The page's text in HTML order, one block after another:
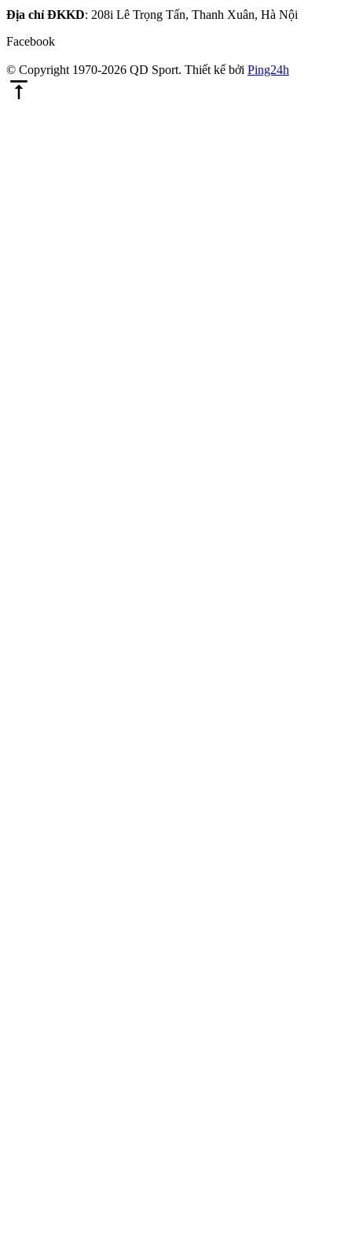
Địa chỉ ĐKKD: 208i Lê Trọng Tấn, Thanh Xuân, Hà Nội
Facebook
© Copyright 1970-2026 QD Sport. Thiết kế bởi Ping24h